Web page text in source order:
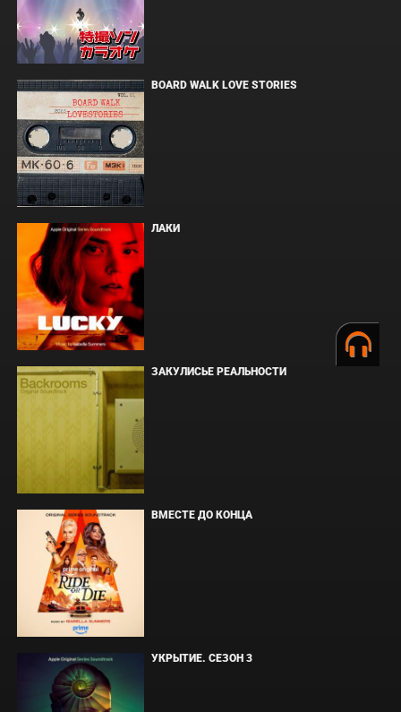
BOARD WALK LOVE STORIES
ЛАКИ
ЗАКУЛИСЬЕ РЕАЛЬНОСТИ
ВМЕСТЕ ДО КОНЦА
УКРЫТИЕ. СЕЗОН 3